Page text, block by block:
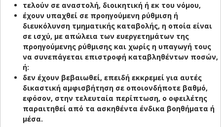
τελούν σε αναστολή, διοικητική ή εκ του νόμου,
έχουν υπαχθεί σε προηγούμενη ρύθμιση ή
διευκόλυνση τμηματικής καταβολής, η οποία είναι
σε ισχύ, με απώλεια των ευεργετημάτων της
προηγούμενης ρύθμισης και χωρίς η υπαγωγή τους
να συνεπάγεται επιστροφή καταβληθέντων ποσών,
ή:
δεν έχουν βεβαιωθεί, επειδή εκκρεμεί για αυτές
δικαστική αμφισβήτηση σε οποιονδήποτε βαθμό,
εφόσον, στην τελευταία περίπτωση, ο οφειλέτης
παραιτηθεί από τα ασκηθέντα ένδικα βοηθήματα ή
μέσα.